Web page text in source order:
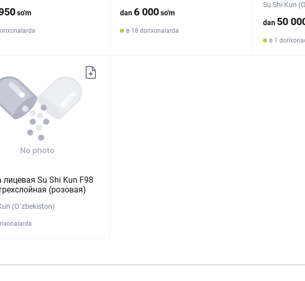
so'm dan 6 000so'm
в 18 dorixonalarda
Su Shi Kun
dan 50
в 1
Su Shi Kun F98
(розовая)
(O`zbekiston)